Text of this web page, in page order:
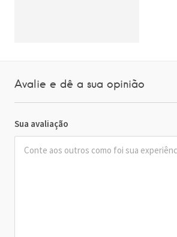
Avalie e dê a sua opinião
Sua avaliação